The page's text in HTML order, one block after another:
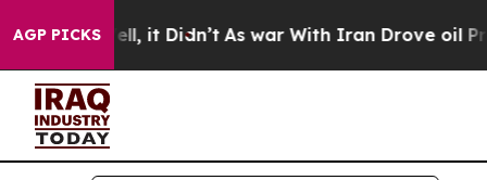
AGP PICKS
Well, it Didn’t As war With Iran Drove oil Prices